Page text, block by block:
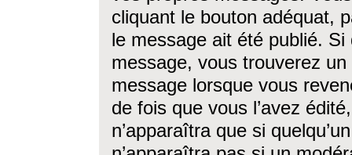
cliquant le bouton adéquat,
le message ait été publié. Si
message, vous trouverez
message lorsque vous
de fois que vous l’avez
n’apparaîtra que si